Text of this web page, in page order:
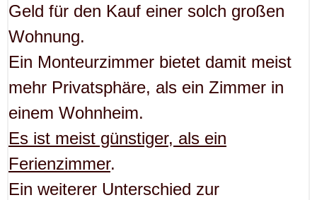
Geld für den Kauf einer solch großen
Wohnung.
Ein Monteurzimmer bietet damit meist
mehr Privatsphäre, als ein Zimmer in
einem Wohnheim.
Es ist meist günstiger, als ein
Ferienzimmer.
Ein weiterer Unterschied zur